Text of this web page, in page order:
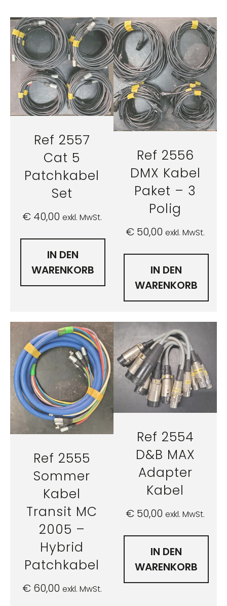
Ref 2557
Cat 5
Patchkabel
Set
€40,00 exkl. MwSt.
IN DEN
WARENKORB
Ref 2556
DMX Kabel
Paket – 3
Polig
€ 50,00 exkl. MwSt.
IN DEN
WARENKORB
Ref 2555
Sommer
Kabel
Transit MC
2005 –
Hybrid
Patchkabel
€60,00 exkl. MwSt.
Ref 2554
D&B MAX
Adapter
Kabel
€ 50,00 exkl. MwSt.
IN DEN
WARENKORB